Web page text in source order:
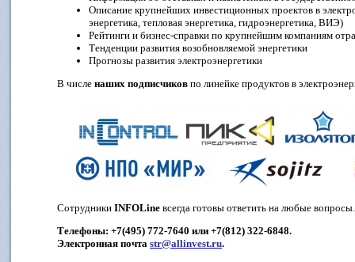
Описание крупнейших инвестиционных проектов в
энергетика, тепловая энергетика, гидроэнергетика, ВИЭ)
Рейтинги и бизнес-справки по крупнейшим компаниям
Тенденции развития возобновляемой энергетики
Прогнозы развития электроэнергетики
В числе наших подписчиков по линейке продуктов в
Сотрудники INFOLine всегда готовы ответить на любые вопросы.
Телефоны: +7(495) 772-7640 или +7(812) 322-6848.
Электронная почта str@allinvest.ru.